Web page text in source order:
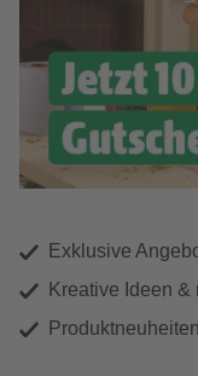
Exklusive
Kreative Ideen